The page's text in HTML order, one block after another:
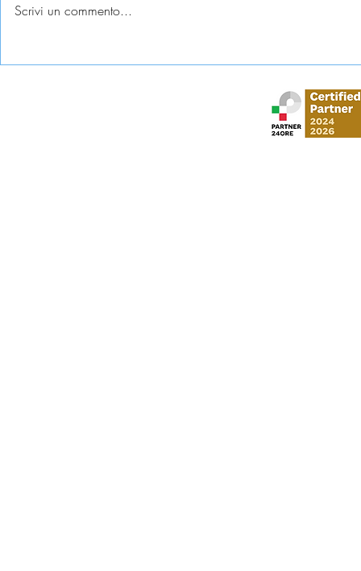
Scrivi un commento...